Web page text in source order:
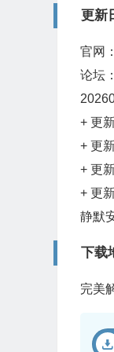
更新
官网
论坛
+ 更
+ 更
+ 更
+ 更
静默
下载
完美